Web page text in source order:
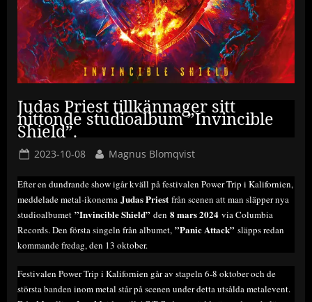
Judas Priest tillkännager sitt
nittonde studioalbum ”Invincible
Shield”.
Posted
2023-10-08 By
Magnus Blomqvist
Efter en dundrande show igår kväll på festivalen Power Trip i Kalifornien,
meddelade metal-ikonerna Judas Priest från scenen att man släpper nya
studioalbumet ”Invincible Shield” den 8 mars 2024 via Columbia
Records. Den första singeln från albumet, ”Panic Attack” släpps redan
kommande fredag, den 13 oktober.
Festivalen Power Trip i Kalifornien går av stapeln 6-8 oktober och de
största banden inom metal står på scenen under detta utsålda metalevent.